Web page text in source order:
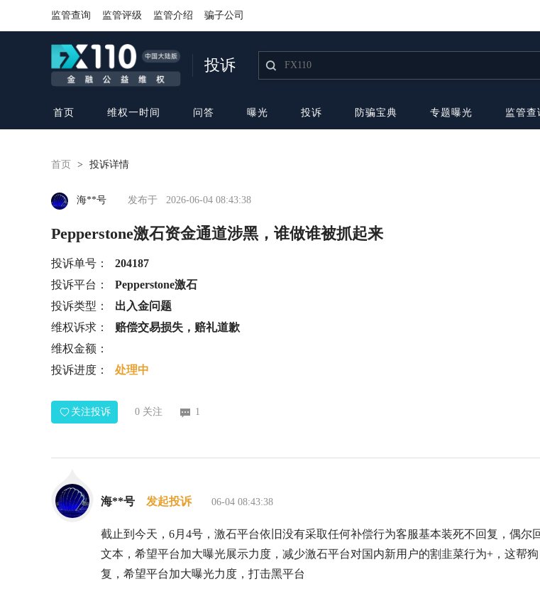
监管查询 监管评级 监管介绍 骗子公司
投诉
首页 维权一时间 问答 曝光 投诉 防骗宝典 专题曝光 监管查
首页 > 投诉详情
海**号 发布于 2026-06-04 08:43:38
Pepperstone激石资金通道涉黑，谁做谁被抓起来
投诉单号：
204187
投诉平台：
Pepperstone激石
投诉类型：
出入金问题
维权诉求：
赔偿交易损失，赔礼道歉
维权金额：
投诉进度：
处理中
关注投诉 0 关注 1
海**号 发起投诉 06-04 08:43:38
截止到今天，6月4号，激石平台依旧没有采取任何补偿行为客服基本装死不回复，偶尔
文本，希望平台加大曝光展示力度，减少激石平台对国内新用户的割韭菜行为+，这帮
复，希望平台加大曝光力度，打击黑平台